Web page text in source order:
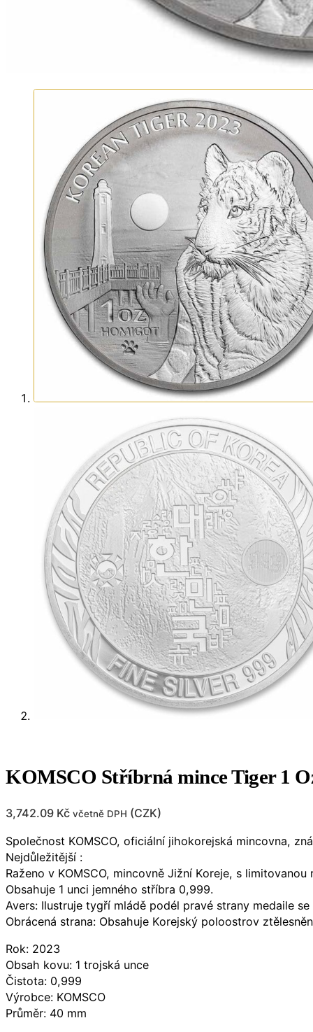
KOMSCO Stříbrná mince Tiger 1
3,742.09 Kč včetně DPH (CZK)
Společnost KOMSCO, oficiální jihokorejská mincovna,
Nejdůležitější :
Raženo v KOMSCO, mincovně Jižní Koreje, s
Obsahuje 1 unci jemného stříbra 0,999.
Avers: Ilustruje tygří mládě podél pravé strany medaile
Obrácená strana: Obsahuje Korejský poloostrov
Rok: 2023
Obsah kovu: 1 trojská unce
Čistota: 0,999
Výrobce: KOMSCO
Průměr: 40 mm